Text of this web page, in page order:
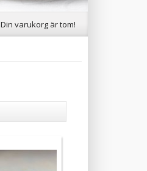
Din varukorg är tom!